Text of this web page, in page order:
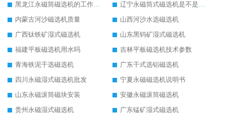
黑龙江永磁筒磁选机的工作原理
辽宁永磁筒式磁选机是不是强磁
内蒙古河沙磁选机质量
山西河沙水选磁选机
广西钛铁矿湿式磁选机
山东黑钨矿湿式磁选机
福建平板磁选机用水吗
吉林平板磁选机技术参数
青海铁泥干选磁选机
广东干式选铝磁选机
四川永磁湿式磁选机批发
宁夏永磁磁选机说明书
山东永磁滚筒磁块安装
安徽永磁滚筒磁选机
贵州永磁湿式磁选机
广东锰矿湿式磁选机